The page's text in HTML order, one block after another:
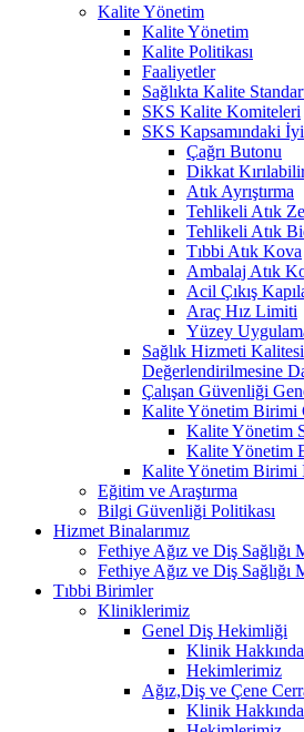
Kalite Yönetim
Kalite Yönetim
Kalite Politikası
Faaliyetler
Sağlıkta Kalite
SKS Kalite Komiteleri
SKS Kapsamındaki
Çağrı Butonu
Dikkat
Atık Ayrıştırma
Tehlikeli Atık
Tehlikeli Atık
Tıbbi Atık Kova
Ambalaj Atık
Acil Çıkış
Araç Hız Limiti
Yüzey
Sağlık Hizmeti
Değerlendirilmesine
Çalışan Güvenliği
Kalite Yönetim Birimi
Kalite Yönetim
Kalite Yönetim
Kalite Yönetim Birimi
Eğitim ve Araştırma
Bilgi Güvenliği Politikası
Hizmet Binalarımız
Fethiye Ağız ve Diş Sağlığı
Fethiye Ağız ve Diş Sağlığı
Tıbbi Birimler
Kliniklerimiz
Genel Diş Hekimliği
Klinik Hakkında
Hekimlerimiz
Ağız,Diş ve Çene
Klinik Hakkında